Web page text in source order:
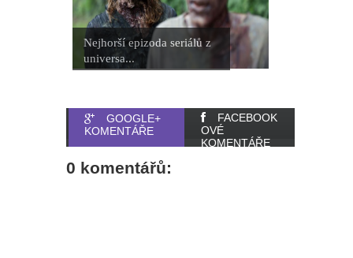
Nejhorší epizoda seriálů z
universa...
GOOGLE+
KOMENTÁŘE
FACEBOOK
OVÉ
KOMENTÁŘE
0 komentářů: